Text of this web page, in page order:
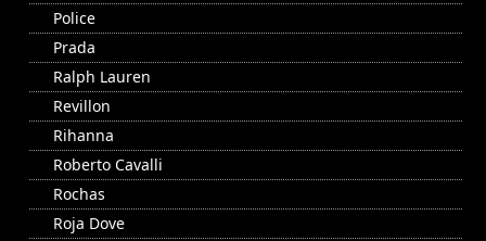
Police
Prada
Ralph Lauren
Revillon
Rihanna
Roberto Cavalli
Rochas
Roja Dove